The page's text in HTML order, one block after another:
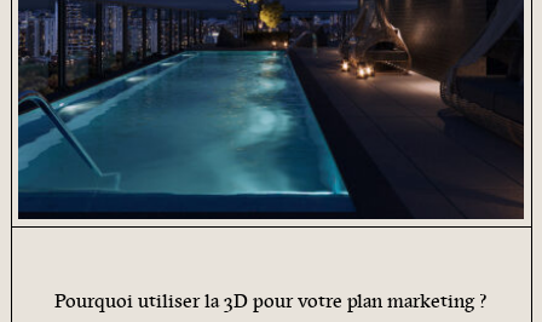
Pourquoi utiliser la 3D pour votre plan marketing ?